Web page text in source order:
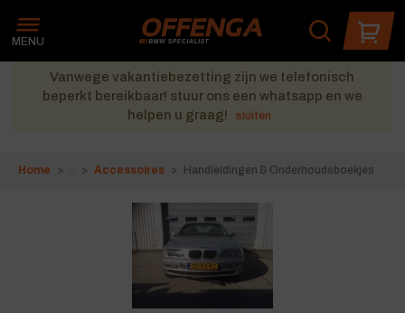
Vanwege vakantiebezetting zijn we telefonisch
beperkt bereikbaar! stuur ons een whatsapp en we
helpen u graag!
sluiten
MENU
Wat zoek je?
Je kunt zoeken op onderdeelnummer, product of merk
Home Accessoires Handleidingen & Onderhoudsboekjes